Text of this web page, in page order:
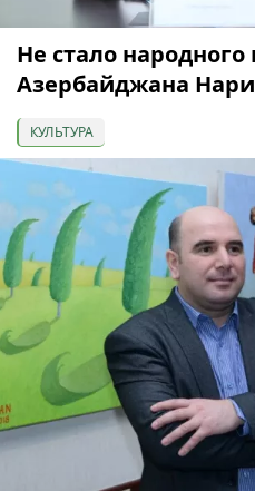
Не стало народного
Азербайджана
КУЛЬТУРА